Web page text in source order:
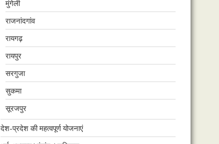
मुंगेली
राजनांदगांव
रायगढ़
रायपुर
सरगुजा
सुकमा
सूरजपुर
देश-प्रदेश की महत्वपूर्ण योजनाएं